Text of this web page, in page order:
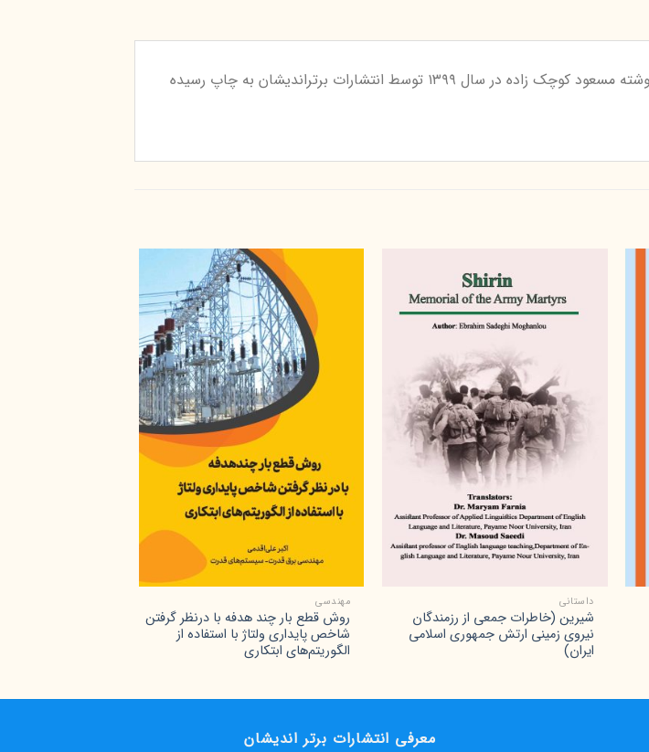
کتاب متدولوژی مدیریت پروژه های کوچک و متوسط صنعت ساختمان نوشته مسعود کوچک زاده در سال ۱۳۹۹ توسط انتشارات برتراندیشان به چاپ رسیده
داستانی
شیرین (خاطرات جمعی از رزمندگان
نیروی زمینی ارتش جمهوری اسلامی
ایران)
مهندسی
روش قطع بار چند هدفه با درنظر گرفتن
شاخص پایداری ولتاژ با استفاده از
الگوریتم‌های ابتکاری
معرفی انتشارات برتر اندیشان